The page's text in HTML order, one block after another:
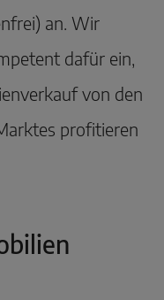
an. Wir
dafür ein,
von den
profitieren